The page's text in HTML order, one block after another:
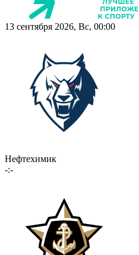
13 сентября 2026, Вс, 00:00
Нефтехимик
-:-